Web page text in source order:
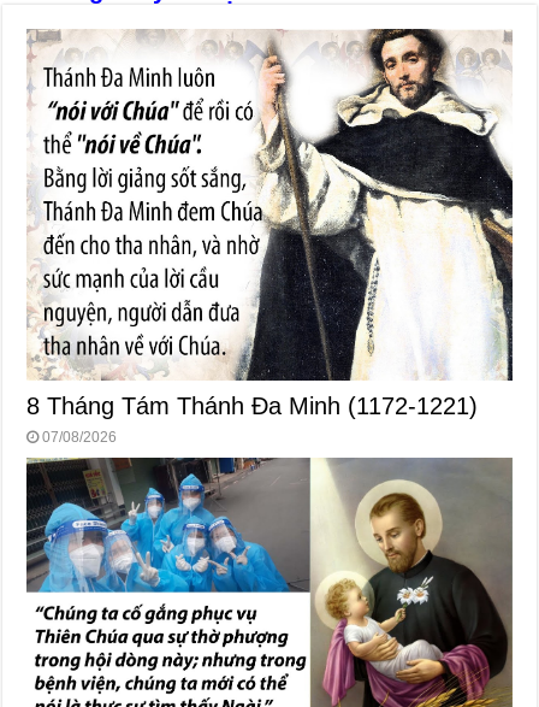
8 Tháng Tám Thánh Ða Minh (1172-1221)
07/08/2026